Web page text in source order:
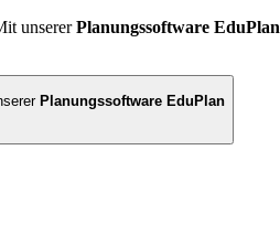
unsererPlanungssoftware EduPlan
Planungssoftware EduPlan